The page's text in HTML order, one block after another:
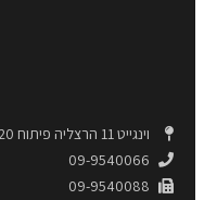
וינגייט 11 הרצליה פיתוח 4664320
09-9540066
09-9540088